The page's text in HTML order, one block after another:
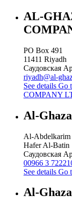
AL-
PO Box 491
11411 Riyadh
Саудовская
riyadh@al-
See details Go
COMPANY
Al-
Al-Abdelkarim
Hafer Al-Batin
Саудовская
00966 3
See details Go
Al-